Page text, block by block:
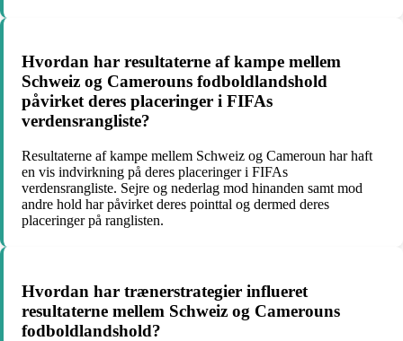
Hvordan har resultaterne af kampe mellem
Schweiz og Camerouns fodboldlandshold
påvirket deres placeringer i FIFAs
verdensrangliste?
Resultaterne af kampe mellem Schweiz og Cameroun har haft
en vis indvirkning på deres placeringer i FIFAs
verdensrangliste. Sejre og nederlag mod hinanden samt mod
andre hold har påvirket deres pointtal og dermed deres
placeringer på ranglisten.
Hvordan har trænerstrategier influeret
resultaterne mellem Schweiz og Camerouns
fodboldlandshold?